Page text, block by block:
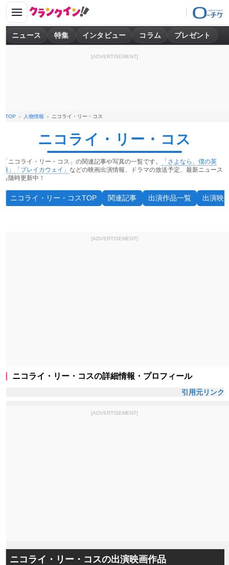
ニュース 特集 インタビュー コラム プレゼント
[ADVERTISEMENT]
TOP 人物情報 ニコライ・リー・コス
ニコライ・リー・コス
「ニコライ・リー・コス」の関連記事や写真の一覧です。
「さよなら、僕の英
雄」
「ブレイカウェイ」 などの映画出演情報、ドラマの放送予定、最新ニュース
も随時更新中！
ニコライ・リー・コスTOP 関連記事 出演作品一覧 出演映
[ADVERTISEMENT]
ニコライ・リー・コスの詳細情報・プロフィール
引用元リンク
[ADVERTISEMENT]
ニコライ・リー・コスの出演映画作品